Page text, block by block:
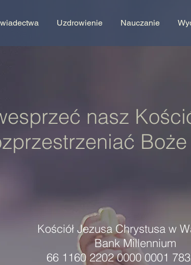
Uzdrowienie Nauczanie
nasz
Kościół Jezusa Chrystusa w
Bank Millennium
66 1160 2202 0000 0001